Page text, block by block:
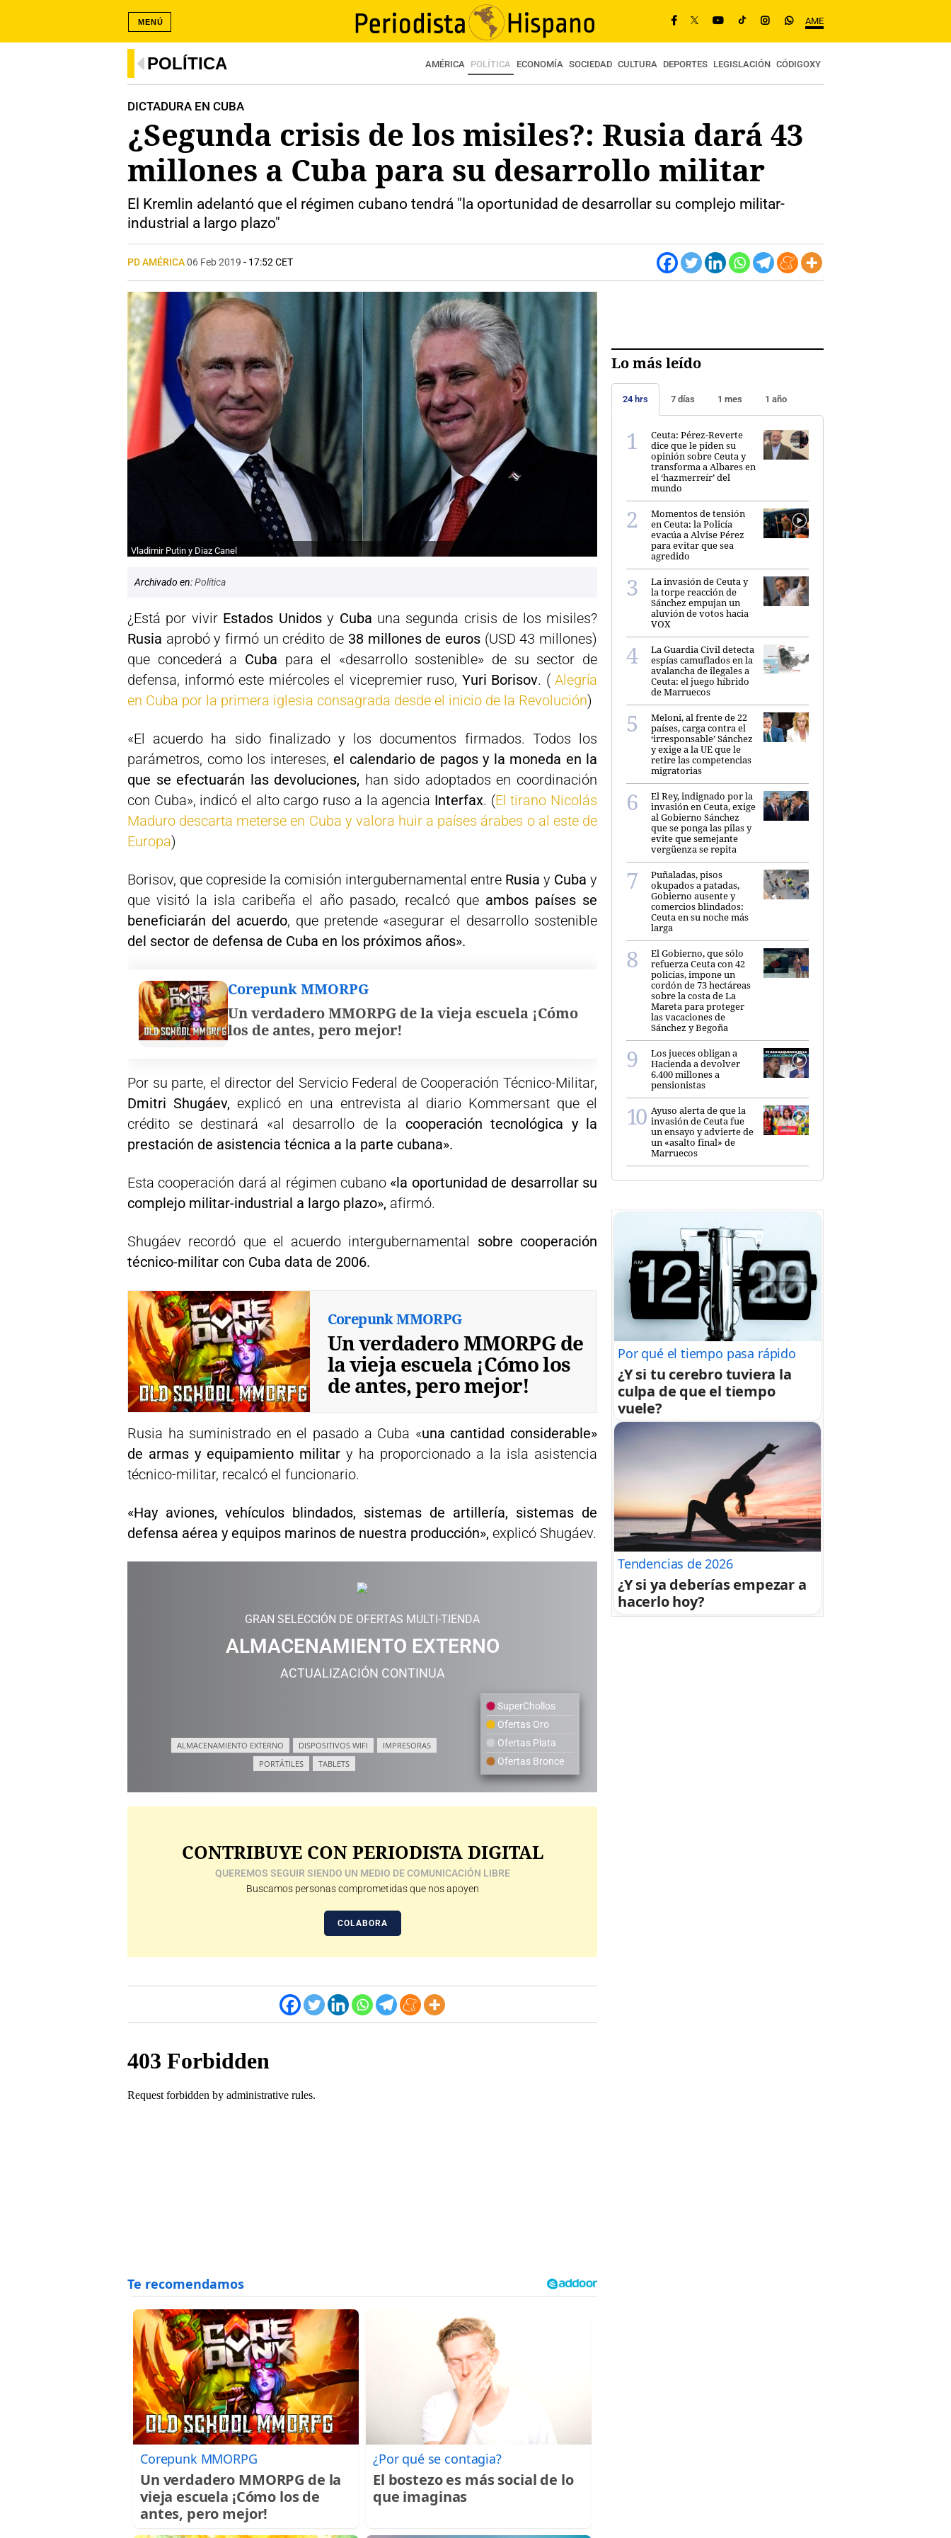
AME
MENÚ
POLÍTICA AMÉRICA POLÍTICA ECONOMÍA SOCIEDAD CULTURA DEPORTES LEGISLACIÓN CÓDIGOXY
DICTADURA EN CUBA
¿Segunda crisis de los misiles?: Rusia dará 43
millones a Cuba para su desarrollo militar
El Kremlin adelantó que el régimen cubano tendrá "la oportunidad de desarrollar su complejo militar-
industrial a largo plazo"
PD AMÉRICA06 Feb 2019 - 17:52 CET
Vladimir Putin y Diaz Canel
Archivado en:Política
¿Está por vivir Estados Unidosy Cuba una segunda crisis de los misiles?
Rusia aprobó y firmó un crédito de 38 millones de euros(USD 43 millones)
que concederá a Cuba para el «desarrollo sostenible» de su sector de
defensa, informó este miércoles el vicepremier ruso, Yuri Borisov. ( Alegría
en Cuba por la primera iglesia consagrada desde el inicio de la Revolución)
«El acuerdo ha sido finalizado y los documentos firmados. Todos los
parámetros, como los intereses, el calendario de pagos y la moneda en la
que se efectuarán las devoluciones, han sido adoptados en coordinación
con Cuba», indicó el alto cargo ruso a la agencia Interfax. (El tirano Nicolás
Maduro descarta meterse en Cuba y valora huir a países árabes o al este de
Europa)
Borisov, que copreside la comisión intergubernamental entre Rusia y Cuba y
que visitó la isla caribeña el año pasado, recalcó que ambos países se
beneficiarán del acuerdo, que pretende «asegurar el desarrollo sostenible
del sector de defensa de Cuba en los próximos años».
Corepunk MMORPG
Un verdadero MMORPG de la vieja escuela ¡Cómo
los de antes, pero mejor!
Por su parte, el director del Servicio Federal de Cooperación Técnico-Militar,
Dmitri Shugáev, explicó en una entrevista al diario Kommersant que el
crédito se destinará «al desarrollo de la cooperación tecnológica y la
prestación de asistencia técnica a la parte cubana».
Esta cooperación dará al régimen cubano «la oportunidad de desarrollar su
complejo militar-industrial a largo plazo», afirmó.
Shugáev recordó que el acuerdo intergubernamental sobre cooperación
técnico-militar con Cuba data de 2006.
Corepunk MMORPG
Un verdadero MMORPG de
la vieja escuela ¡Cómo los
de antes, pero mejor!
Rusia ha suministrado en el pasado a Cuba «una cantidad considerable»
de armas y equipamiento militar y ha proporcionado a la isla asistencia
técnico-militar, recalcó el funcionario.
«Hay aviones, vehículos blindados, sistemas de artillería, sistemas de
defensa aérea y equipos marinos de nuestra producción», explicó Shugáev.
GRAN SELECCIÓN DE OFERTAS MULTI-TIENDA
ALMACENAMIENTO EXTERNO
ACTUALIZACIÓN CONTINUA
ALMACENAMIENTO EXTERNO DISPOSITIVOS WIFI
IMPRESORAS
PORTÁTILES
TABLETS
SuperChollos
Ofertas Oro
Ofertas Plata
Ofertas Bronce
CONTRIBUYE CON PERIODISTA DIGITAL
QUEREMOS SEGUIR SIENDO UN MEDIO DE COMUNICACIÓN LIBRE
Buscamos personas comprometidas que nos apoyen
COLABORA
Corepunk MMORPG
Un verdadero MMORPG de la
vieja escuela ¡Cómo los de
antes, pero mejor!
¿Por qué se contagia?
El bostezo es más social de lo
que imaginas
Lo más leído
24 hrs 7 días 1 mes 1 año
Ceuta: Pérez-Reverte
dice que le piden su
opinión sobre Ceuta y
transforma a Albares en
el ‘hazmerreír’ del
mundo
Momentos de tensión
en Ceuta: la Policía
evacúa a Alvise Pérez
para evitar que sea
agredido
La invasión de Ceuta y
la torpe reacción de
Sánchez empujan un
aluvión de votos hacia
VOX
La Guardia Civil detecta
espías camuflados en la
avalancha de ilegales a
Ceuta: el juego híbrido
de Marruecos
Meloni, al frente de 22
países, carga contra el
‘irresponsable’ Sánchez
y exige a la UE que le
retire las competencias
migratorias
El Rey, indignado por la
invasión en Ceuta, exige
al Gobierno Sánchez
que se ponga las pilas y
evite que semejante
vergüenza se repita
Puñaladas, pisos
okupados a patadas,
Gobierno ausente y
comercios blindados:
Ceuta en su noche más
larga
El Gobierno, que sólo
refuerza Ceuta con 42
policías, impone un
cordón de 73 hectáreas
sobre la costa de La
Mareta para proteger
las vacaciones de
Sánchez y Begoña
Los jueces obligan a
Hacienda a devolver
6.400 millones a
pensionistas
Ayuso alerta de que la
invasión de Ceuta fue
un ensayo y advierte de
un «asalto final» de
Marruecos
Por qué el tiempo pasa rápido
¿Y si tu cerebro tuviera la
culpa de que el tiempo
vuele?
Tendencias de 2026
¿Y si ya deberías empezar a
hacerlo hoy?